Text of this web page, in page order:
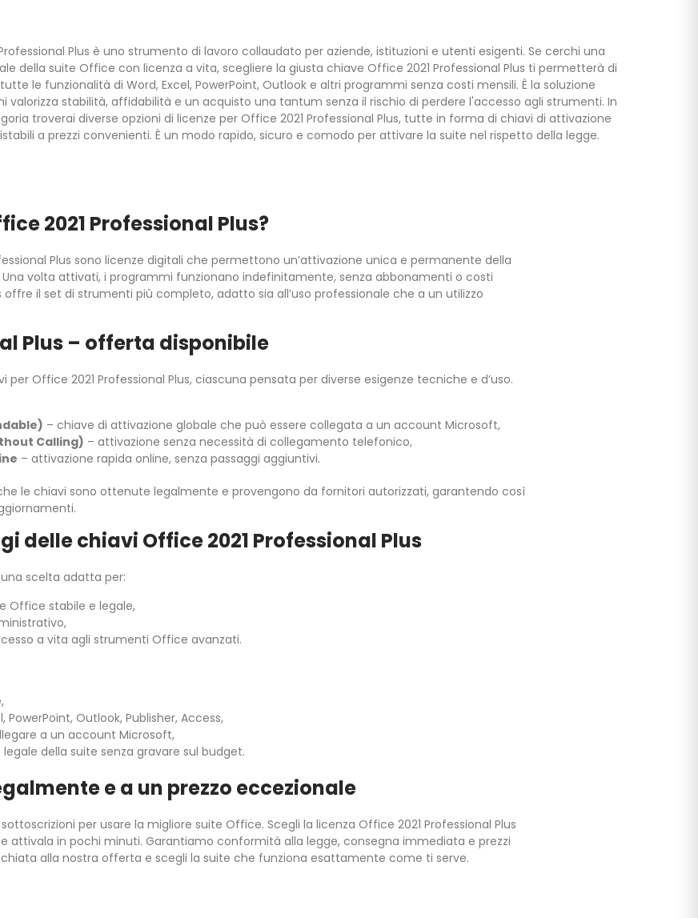
Plus è uno strumento di lavoro collaudato per aziende, istituzioni e utenti esigenti. Se cerchi una
della suite Office con licenza a vita, scegliere la giusta chiave Office 2021 Professional Plus ti permetterà di
le funzionalità di Word, Excel, PowerPoint, Outlook e altri programmi senza costi mensili. È la soluzione
valorizza stabilità, affidabilità e un acquisto una tantum senza il rischio di perdere l'accesso agli strumenti. In
troverai diverse opzioni di licenze per Office 2021 Professional Plus, tutte in forma di chiavi di attivazione
a prezzi convenienti. È un modo rapido, sicuro e comodo per attivare la suite nel rispetto della legge.
2021 Professional Plus?
Plus sono licenze digitali che permettono un’attivazione unica e permanente della
volta attivati, i programmi funzionano indefinitamente, senza abbonamenti o costi
offre il set di strumenti più completo, adatto sia all’uso professionale che a un utilizzo
Plus – offerta disponibile
Office 2021 Professional Plus, ciascuna pensata per diverse esigenze tecniche e d’uso.
– chiave di attivazione globale che può essere collegata a un account Microsoft,
Calling) – attivazione senza necessità di collegamento telefonico,
– attivazione rapida online, senza passaggi aggiuntivi.
le chiavi sono ottenute legalmente e provengono da fornitori autorizzati, garantendo così
delle chiavi Office 2021 Professional Plus
una scelta adatta per:
Office stabile e legale,
a vita agli strumenti Office avanzati.
Outlook, Publisher, Access,
a un account Microsoft,
della suite senza gravare sul budget.
e a un prezzo eccezionale
per usare la migliore suite Office. Scegli la licenza Office 2021 Professional Plus
attivala in pochi minuti. Garantiamo conformità alla legge, consegna immediata e prezzi
alla nostra offerta e scegli la suite che funziona esattamente come ti serve.